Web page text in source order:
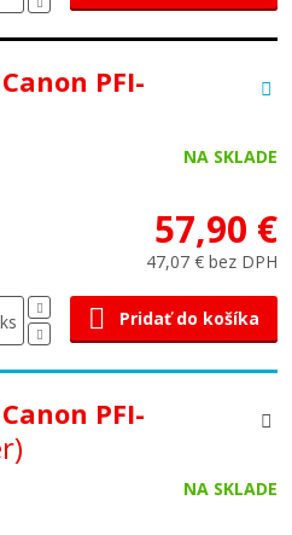
PFI-
NA SKLADE
57,90 €
47,07 € bez DPH
ks Pridať do košíka
PFI-
NA SKLADE